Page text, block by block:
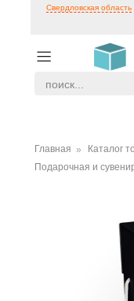
Свердловская область
Главная
Каталог
Подарочная и